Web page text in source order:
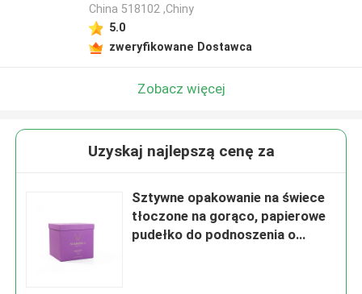
China 518102 ,Chiny
5.0
zweryfikowane Dostawca
Zobacz więcej
Uzyskaj najlepszą cenę za
Sztywne opakowanie na świece
tłoczone na gorąco, papierowe
pudełko do podnoszenia o